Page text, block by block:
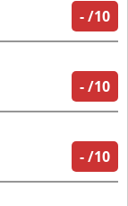
-/10
-/10
-/10